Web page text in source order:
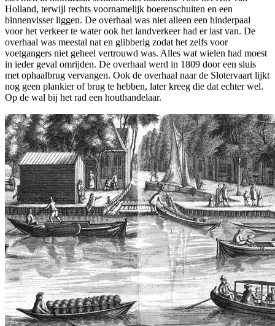
Holland, terwijl rechts voornamelijk boerenschuiten en een
binnenvisser liggen. De overhaal was niet alleen een hinderpaal
voor het verkeer te water ook het landverkeer had er last van. De
overhaal was meestal nat en glibberig zodat het zelfs voor
voetgangers niet geheel vertrouwd was. Alles wat wielen had moest
in ieder geval omrijden. De overhaal werd in 1809 door een sluis
met ophaalbrug vervangen. Ook de overhaal naar de Slotervaart lijkt
nog geen plankier of brug te hebben, later kreeg die dat echter wel.
Op de wal bij het rad een houthandelaar.